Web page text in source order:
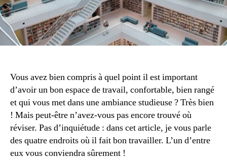
Vous avez bien compris à quel point il est important
d’avoir un bon espace de travail, confortable, bien rangé
et qui vous met dans une ambiance studieuse ? Très bien
! Mais peut-être n’avez-vous pas encore trouvé où
réviser. Pas d’inquiétude : dans cet article, je vous parle
des quatre endroits où il fait bon travailler. L’un d’entre
eux vous conviendra sûrement !